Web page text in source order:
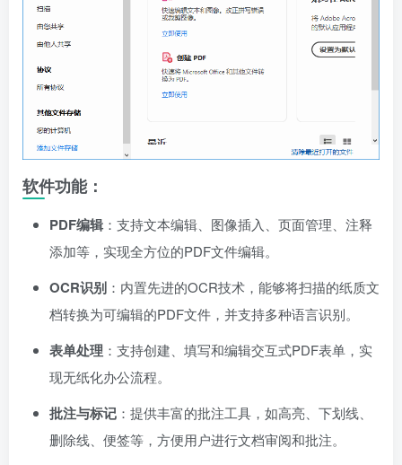
软件功能：
PDF编辑：支持文本编辑、图像插入、页面管理、注释
添加等，实现全方位的PDF文件编辑。
OCR识别 ：内置先进的OCR技术，能够将扫描的纸质文
档转换为可编辑的PDF文件，并支持多种语言识别。
表单处理 ：支持创建、填写和编辑交互式PDF表单，实
现无纸化办公流程。
批注与标记 ：提供丰富的批注工具，如高亮、下划线、
删除线、便签等，方便用户进行文档审阅和批注。